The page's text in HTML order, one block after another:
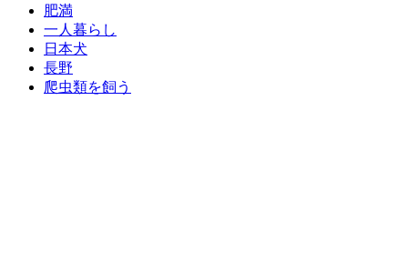
肥満
一人暮らし
日本犬
長野
爬虫類を飼う